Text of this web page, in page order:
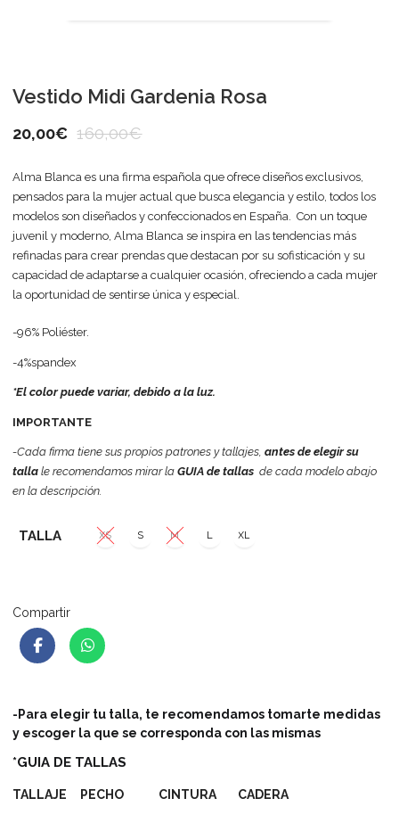
Vestido Midi Gardenia Rosa
20,00€ 160,00€
Alma Blanca es una firma española que ofrece diseños exclusivos,
pensados para la mujer actual que busca elegancia y estilo, todos los
modelos son diseñados y confeccionados en España. Con un toque
juvenil y moderno, Alma Blanca se inspira en las tendencias más
refinadas para crear prendas que destacan por su sofisticación y su
capacidad de adaptarse a cualquier ocasión, ofreciendo a cada mujer
la oportunidad de sentirse única y especial.
-96% Poliéster.
-4%spandex
*El color puede variar, debido a la luz.
IMPORTANTE
-Cada firma tiene sus propios patrones y tallajes,antes de elegir su
talla le recomendamos mirar laGUIA de tallas de cada modelo abajo
en la descripción.
TALLA XS S M L XL
Compartir
-Para elegir tu talla, te recomendamos tomarte medidas
y escoger la que se corresponda con las mismas
*GUIA DE TALLAS
TALLAJE PECHO CINTURA CADERA